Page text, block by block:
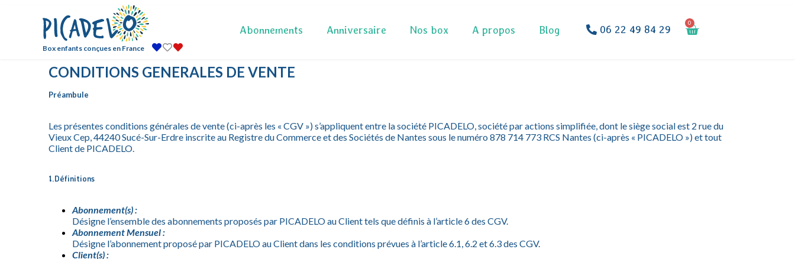
Box enfants conçues en France
Abonnements Anniversaire Nos box A propos Blog 06 22 49 84 29
0
CONDITIONS GENERALES DE VENTE
Préambule
Les présentes conditions générales de vente (ci-après les « CGV ») s’appliquent entre la société PICADELO, société par actions simplifiée, dont le siège social est 2 rue du
Vieux Cep, 44240 Sucé-Sur-Erdre inscrite au Registre du Commerce et des Sociétés de Nantes sous le numéro 878 714 773 RCS Nantes (ci-après « PICADELO ») et tout
Client de PICADELO.
1.Définitions
Abonnement(s) :
Désigne l’ensemble des abonnements proposés par PICADELO au Client tels que définis à l’article 6 des CGV.
Abonnement Mensuel :
Désigne l’abonnement proposé par PICADELO au Client dans les conditions prévues à l’article 6.1, 6.2 et 6.3 des CGV.
Client(s) :